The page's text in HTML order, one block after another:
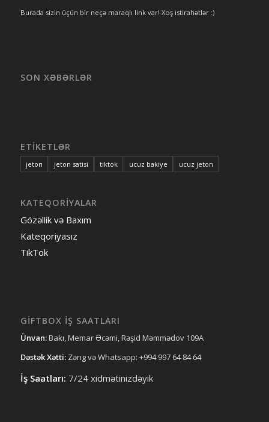
Burada sizin üçün bir neçə maraqlı link var! Xoş istirahətlər :)
SON XƏBƏRLƏR
ETIKETLƏR
jeton jeton satisi tiktok ucuz bakiye ucuz jeton
KATEQORIYALAR
Gözəllik və Baxım
Kateqoriyasız
TikTok
GIFTBOX İŞ SAATLARI
Ünvan:Bakı, Memar Əcəmi, Rəşid Məmmədov 109A
Dəstək Xətti:Zəng və Whatsapp: +994 997 64 84 64
İş Saatları: 7/24 xidmətinizdəyik